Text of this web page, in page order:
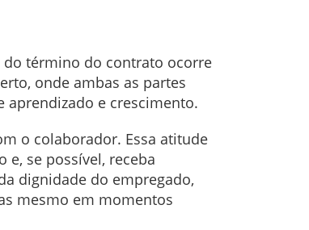
do término do contrato ocorre
onde ambas as partes
aprendizado e crescimento.
o colaborador. Essa atitude
se possível, receba
dignidade do empregado,
mesmo em momentos